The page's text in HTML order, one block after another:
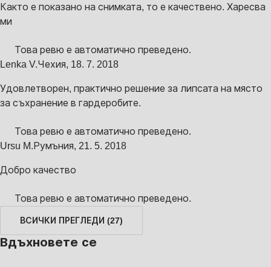
Както е показано на снимката, то е качествено. Харесва
ми
Това ревю е автоматично преведено.
Lenka V.Чехия, 18. 7. 2018
Удовлетворен, практично решение за липсата на място
за съхранение в гардеробите.
Това ревю е автоматично преведено.
Ursu M. Румъния, 21. 5. 2018
Добро качество
Това ревю е автоматично преведено.
ВСИЧКИ ПРЕГЛЕДИ (27)
Вдъхновете се